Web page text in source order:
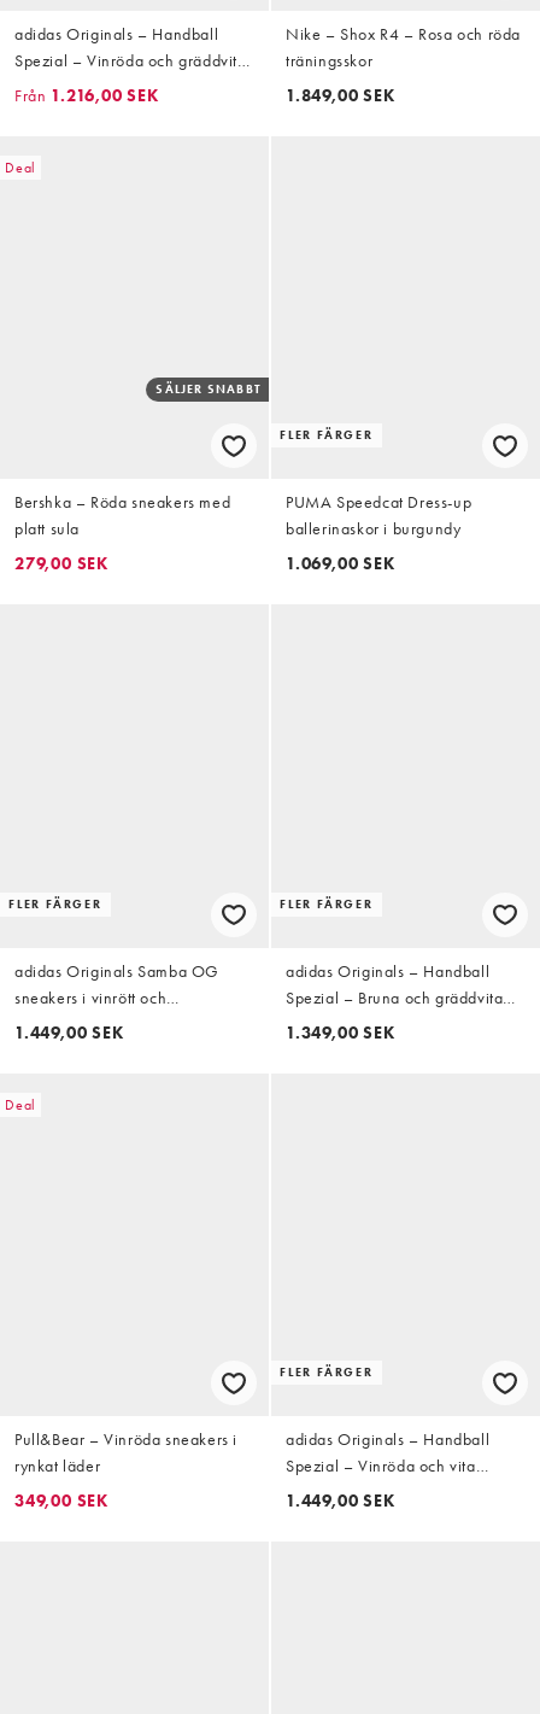
adidas Originals – Handball
Spezial – Vinröda och gräddvita
sneakers med gummisula
Från 1.216,00 SEK
Nike – Shox R4 – Rosa och röda
träningsskor
1.849,00 SEK
Deal
SÄLJER SNABBT
Bershka – Röda sneakers med
platt sula
279,00 SEK
FLER FÄRGER
PUMA Speedcat Dress-up
ballerinaskor i burgundy
1.069,00 SEK
FLER FÄRGER
adidas Originals Samba OG
sneakers i vinrött och
krackelerad kräm
1.449,00 SEK
FLER FÄRGER
adidas Originals – Handball
Spezial – Bruna och gräddvita
sneakers
1.349,00 SEK
Deal
Pull&Bear – Vinröda sneakers i
rynkat läder
349,00 SEK
FLER FÄRGER
adidas Originals – Handball
Spezial – Vinröda och vita
sneakers med gummisula
1.449,00 SEK